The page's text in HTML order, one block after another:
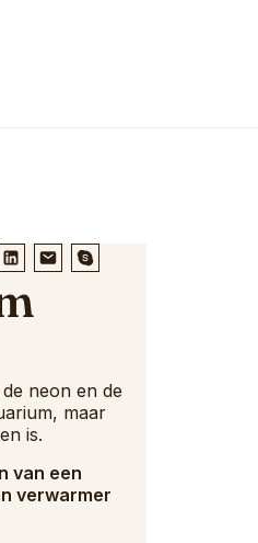
neon en de
maar
is.
van een
verwarmer